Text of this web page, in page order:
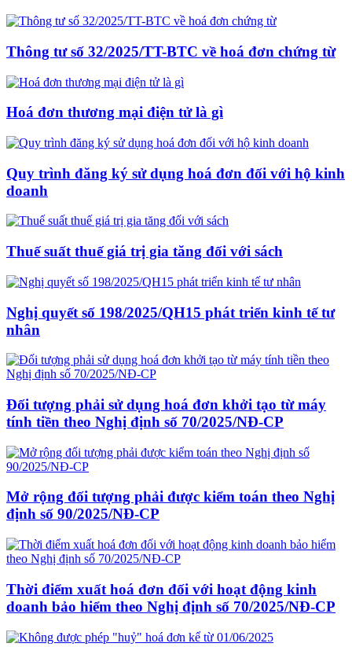
Thông tư số 32/2025/TT-BTC về hoá đơn chứng từ
Hoá đơn thương mại điện tử là gì
Quy trình đăng ký sử dụng hoá đơn đối với hộ kinh
doanh
Thuế suất thuế giá trị gia tăng đối với sách
Nghị quyết số 198/2025/QH15 phát triển kinh tế tư
nhân
Đối tượng phải sử dụng hoá đơn khởi tạo từ máy
tính tiền theo Nghị định số 70/2025/NĐ-CP
Mở rộng đối tượng phải được kiểm toán theo Nghị
định số 90/2025/NĐ-CP
Thời điểm xuất hoá đơn đối với hoạt động kinh
doanh bảo hiểm theo Nghị định số 70/2025/NĐ-CP